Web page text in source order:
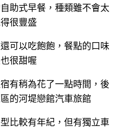
助式早餐，種類雖不會太
很豐盛
可以吃飽飽，餐點的口味
很甜喔
有稍為花了一點時間，後
的河堤戀館汽車旅館
比較有年紀，但有獨立車